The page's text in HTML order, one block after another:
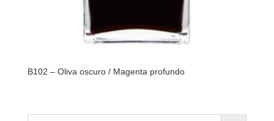
B102 – Oliva oscuro / Magenta profundo